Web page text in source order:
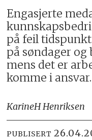
Engasjerte
på feil
på søndager
mens det er
komme i ansvar.
KarineH Henriksen
PUBLISERT